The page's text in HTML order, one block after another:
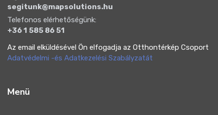
segitunk@mapsolutions.hu
Telefonos elérhetőségünk:
+36 1 585 86 51
Az email elküldésével Ön elfogadja az Otthontérkép Csoport
Adatvédelmi -és Adatkezelési Szabályzatát
Menü